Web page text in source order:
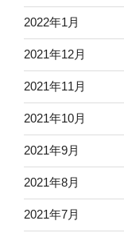
2022年1月
2021年12月
2021年11月
2021年10月
2021年9月
2021年8月
2021年7月